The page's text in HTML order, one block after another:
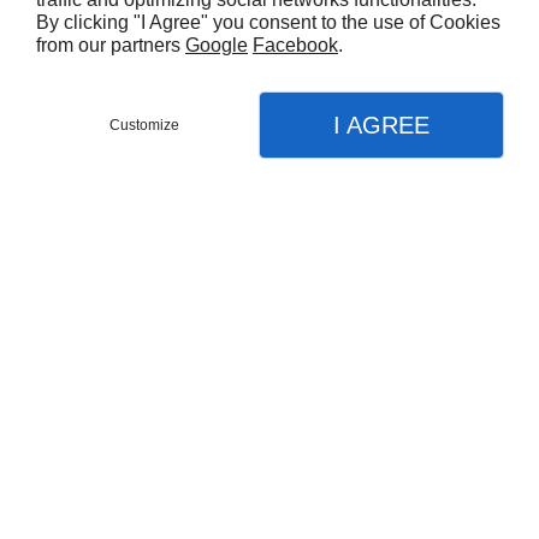
de jardin, fraîche, de préférence non
calcaire, et se passe de taille. Peu
large), cette variété est idéale pour les
petits jardins urbains !
By clicking "I Agree" you consent to the use of Cookies
from our partners Google Facebook.
Customize I AGREE